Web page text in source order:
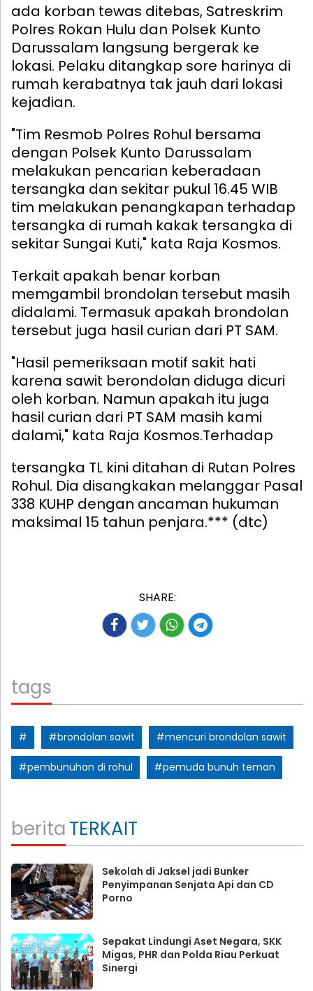
ada korban tewas ditebas, Satreskrim
Polres Rokan Hulu dan Polsek Kunto
Darussalam langsung bergerak ke
lokasi. Pelaku ditangkap sore harinya di
rumah kerabatnya tak jauh dari lokasi
kejadian.
"Tim Resmob Polres Rohul bersama
dengan Polsek Kunto Darussalam
melakukan pencarian keberadaan
tersangka dan sekitar pukul 16.45 WIB
tim melakukan penangkapan terhadap
tersangka di rumah kakak tersangka di
sekitar Sungai Kuti," kata Raja Kosmos.
Terkait apakah benar korban
memgambil brondolan tersebut masih
didalami. Termasuk apakah brondolan
tersebut juga hasil curian dari PT SAM.
"Hasil pemeriksaan motif sakit hati
karena sawit berondolan diduga dicuri
oleh korban. Namun apakah itu juga
hasil curian dari PT SAM masih kami
dalami," kata Raja Kosmos.Terhadap
tersangka TL kini ditahan di Rutan Polres
Rohul. Dia disangkakan melanggar Pasal
338 KUHP dengan ancaman hukuman
maksimal 15 tahun penjara.*** (dtc)
SHARE:
tags
# #brondolan sawit #mencuri brondolan sawit
#pembunuhan di rohul #pemuda bunuh teman
beritaTERKAIT
Sekolah di Jaksel jadi Bunker
Penyimpanan Senjata Api dan CD
Porno
Sepakat Lindungi Aset Negara, SKK
Migas, PHR dan Polda Riau Perkuat
Sinergi